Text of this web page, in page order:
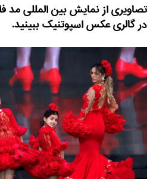
تصاویری از نمایش بین المللی مد
در گالری عکس اسپوتنیک ببینید.